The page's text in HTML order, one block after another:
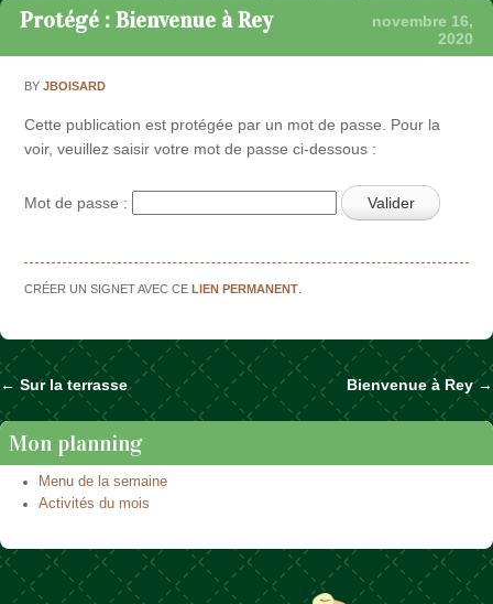
Passer au contenu
Protégé : Bienvenue à Rey
novembre 16,
2020
BYJBOISARD
Cette publication est protégée par un mot de passe. Pour la
voir, veuillez saisir votre mot de passe ci-dessous :
Mot de passe :
CRÉER UN SIGNET AVEC CELIEN PERMANENT
Naviguer dans les articles
←Sur la terrasse Bienvenue à Rey→
Mon planning
Menu de la semaine
Activités du mois